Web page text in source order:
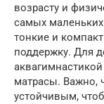
возрасту и
самых
тонкие и
поддержку. Для
матрасы. Важно,
устойчивым,